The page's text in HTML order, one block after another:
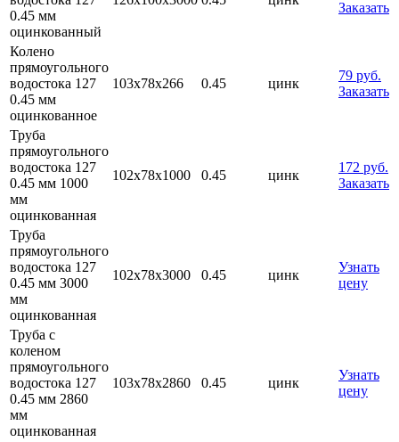
0.45 мм
оцинкованный
Заказать
Колено
прямоугольного
водостока 127
0.45 мм
оцинкованное
103х78х266 0.45 цинк
79 руб.
Заказать
Труба
прямоугольного
водостока 127
0.45 мм 1000
мм
оцинкованная
102х78х1000 0.45 цинк
172 руб.
Заказать
Труба
прямоугольного
водостока 127
0.45 мм 3000
мм
оцинкованная
102х78х3000 0.45 цинк
Узнать
цену
Труба с
коленом
прямоугольного
водостока 127
0.45 мм 2860
мм
оцинкованная
103х78х2860 0.45 цинк
Узнать
цену